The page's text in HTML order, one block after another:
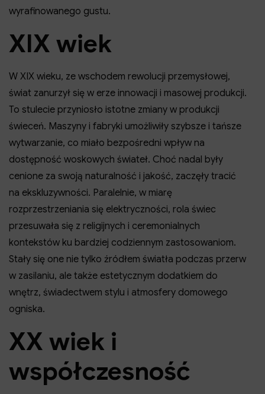
wyrafinowanego gustu.
XIX wiek
W XIX wieku, ze wschodem rewolucji przemysłowej,
świat zanurzył się w erze innowacji i masowej produkcji.
To stulecie przyniosło istotne zmiany w produkcji
świeceń. Maszyny i fabryki umożliwiły szybsze i tańsze
wytwarzanie, co miało bezpośredni wpływ na
dostępność woskowych świateł. Choć nadal były
cenione za swoją naturalność i jakość, zaczęły tracić
na ekskluzywności. Paralelnie, w miarę
rozprzestrzeniania się elektryczności, rola świec
przesuwała się z religijnych i ceremonialnych
kontekstów ku bardziej codziennym zastosowaniom.
Stały się one nie tylko źródłem światła podczas przerw
w zasilaniu, ale także estetycznym dodatkiem do
wnętrz, świadectwem stylu i atmosfery domowego
ogniska.
XX wiek i
współczesność